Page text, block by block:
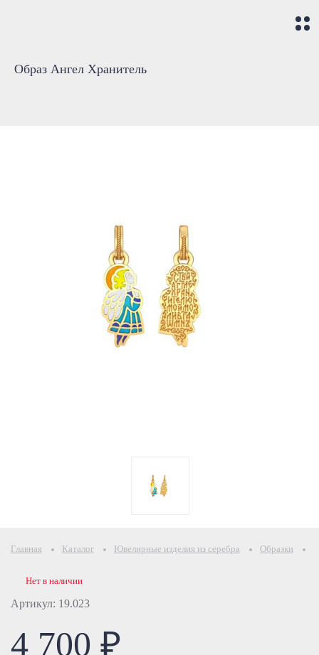
Образ Ангел Хранитель
Главная Каталог Ювелирные изделия из серебра Образки
Артикул: 19.023
Нет в наличии
4 700 ₽